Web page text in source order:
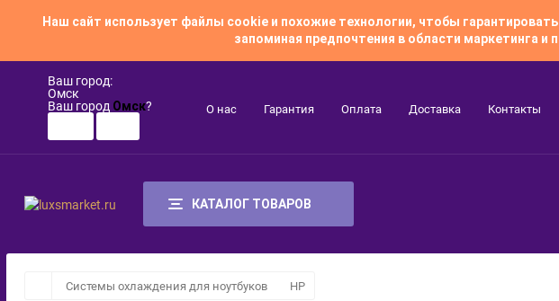
Наш сайт использует файлы cookie и похожие технологии, чтобы
запоминая предпочтения в области маркетинга
Ваш город:
Омск
Ваш город Омск? О нас Гарантия Оплата Доставка Контакты
КАТАЛОГ ТОВАРОВ
Системы охлаждения для ноутбуков HP